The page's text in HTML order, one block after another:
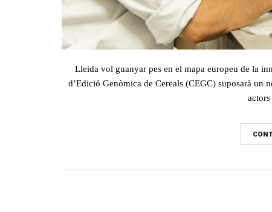
Lleida vol guanyar pes en el mapa europeu de la
d’Edició Genòmica de Cereals (CEGC) suposarà un